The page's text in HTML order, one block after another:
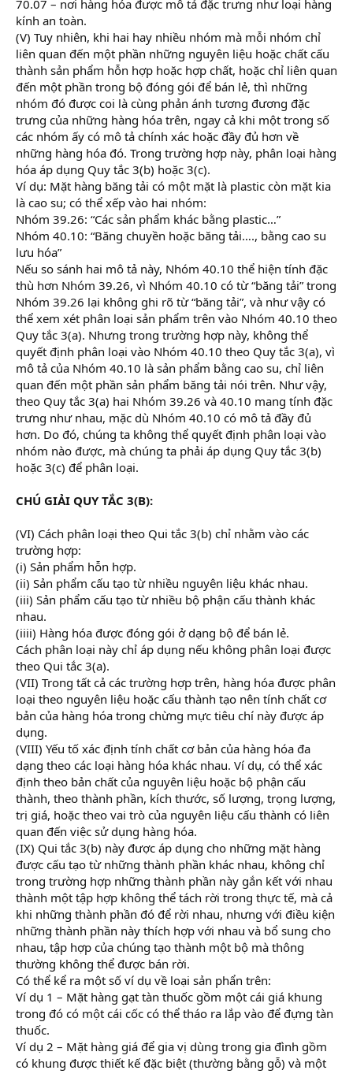
70.07 – nơi hàng hóa được mô tả đặc trưng như loại hàng
kính an toàn.
(V) Tuy nhiên, khi hai hay nhiều nhóm mà mỗi nhóm chỉ
liên quan đến một phần những nguyên liệu hoặc chất cấu
thành sản phẩm hỗn hợp hoặc hợp chất, hoặc chỉ liên quan
đến một phần trong bộ đóng gói để bán lẻ, thì những
nhóm đó được coi là cùng phản ánh tương đương đặc
trưng của những hàng hóa trên, ngay cả khi một trong số
các nhóm ấy có mô tả chính xác hoặc đầy đủ hơn về
những hàng hóa đó. Trong trường hợp này, phân loại hàng
hóa áp dụng Quy tắc 3(b) hoặc 3(c).
Ví dụ: Mặt hàng băng tải có một mặt là plastic còn mặt kia
là cao su; có thể xếp vào hai nhóm:
Nhóm 39.26: “Các sản phẩm khác bằng plastic…”
Nhóm 40.10: “Băng chuyền hoặc băng tải…., bằng cao su
lưu hóa”
Nếu so sánh hai mô tả này, Nhóm 40.10 thể hiện tính đặc
thù hơn Nhóm 39.26, vì Nhóm 40.10 có từ “băng tải” trong
Nhóm 39.26 lại không ghi rõ từ “băng tải”, và như vậy có
thể xem xét phân loại sản phẩm trên vào Nhóm 40.10 theo
Quy tắc 3(a). Nhưng trong trường hợp này, không thể
quyết định phân loại vào Nhóm 40.10 theo Quy tắc 3(a), vì
mô tả của Nhóm 40.10 là sản phẩm bằng cao su, chỉ liên
quan đến một phần sản phẩm băng tải nói trên. Như vậy,
theo Quy tắc 3(a) hai Nhóm 39.26 và 40.10 mang tính đặc
trưng như nhau, mặc dù Nhóm 40.10 có mô tả đầy đủ
hơn. Do đó, chúng ta không thể quyết định phân loại vào
nhóm nào được, mà chúng ta phải áp dụng Quy tắc 3(b)
hoặc 3(c) để phân loại.
CHÚ GIẢI QUY TẮC 3(B):
(VI) Cách phân loại theo Qui tắc 3(b) chỉ nhằm vào các
trường hợp:
(i) Sản phẩm hỗn hợp.
(ii) Sản phẩm cấu tạo từ nhiều nguyên liệu khác nhau.
(iii) Sản phẩm cấu tạo từ nhiều bộ phận cấu thành khác
nhau.
(iiii) Hàng hóa được đóng gói ở dạng bộ để bán lẻ.
Cách phân loại này chỉ áp dụng nếu không phân loại được
theo Qui tắc 3(a).
(VII) Trong tất cả các trường hợp trên, hàng hóa được phân
loại theo nguyên liệu hoặc cấu thành tạo nên tính chất cơ
bản của hàng hóa trong chừng mực tiêu chí này được áp
dụng.
(VIII) Yếu tố xác định tính chất cơ bản của hàng hóa đa
dạng theo các loại hàng hóa khác nhau. Ví dụ, có thể xác
định theo bản chất của nguyên liệu hoặc bộ phận cấu
thành, theo thành phần, kích thước, số lượng, trọng lượng,
trị giá, hoặc theo vai trò của nguyên liệu cấu thành có liên
quan đến việc sử dụng hàng hóa.
(IX) Qui tắc 3(b) này được áp dụng cho những mặt hàng
được cấu tạo từ những thành phần khác nhau, không chỉ
trong trường hợp những thành phần này gắn kết với nhau
thành một tập hợp không thể tách rời trong thực tế, mà cả
khi những thành phần đó để rời nhau, nhưng với điều kiện
những thành phần này thích hợp với nhau và bổ sung cho
nhau, tập hợp của chúng tạo thành một bộ mà thông
thường không thể được bán rời.
Có thể kể ra một số ví dụ về loại sản phẩn trên:
Ví dụ 1 – Mặt hàng gạt tàn thuốc gồm một cái giá khung
trong đó có một cái cốc có thể tháo ra lắp vào để đựng tàn
thuốc.
Ví dụ 2 – Mặt hàng giá để gia vị dùng trong gia đình gồm
có khung được thiết kế đặc biệt (thường bằng gỗ) và một